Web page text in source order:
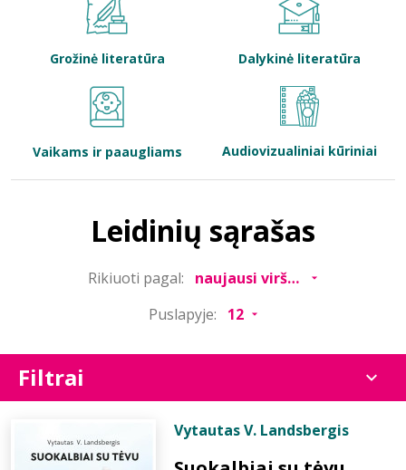
Bibliotekoms
Grožinė literatūra Dalykinė literatūra
Vaikams ir paaugliams Audiovizualiniai kūriniai
Leidinių sąrašas
Rikiuoti pagal:
Puslapyje:
Filtrai
Vytautas V. Landsbergis